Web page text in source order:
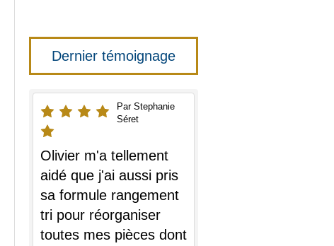
Dernier témoignage
Par Stephanie
Séret
Olivier m'a tellement
aidé que j'ai aussi pris
sa formule rangement
tri pour réorganiser
toutes mes pièces dont